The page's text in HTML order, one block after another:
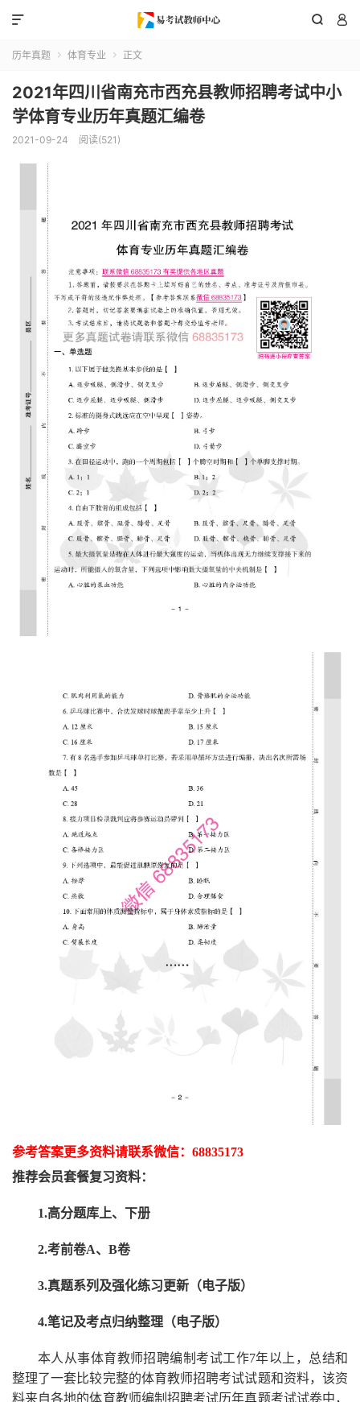
 

历年真题  体育专业  正文
2021年四川省南充市西充县教师招聘考试中小
学体育专业历年真题汇编卷
2021-09-24 阅读(521)
参考答案更多资料请联系微信： 68835173
推荐会员套餐复习资料：
1.高分题库上、下册
2.考前卷A、B卷
3.真题系列及强化练习更新（电子版）
4.笔记及考点归纳整理（电子版）
本人从事体育教师招聘编制考试工作7年以上，总结和
整理了一套比较完整的体育教师招聘考试试题和资料，该资
料来自各地的体育教师编制招聘考试历年真题考试试卷中，